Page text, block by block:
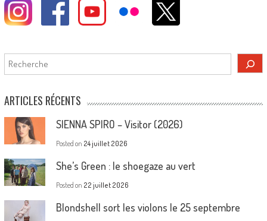
Rechercher
ARTICLES RÉCENTS
SIENNA SPIRO – Visitor (2026)
Posted on 24 juillet 2026
She’s Green : le shoegaze au vert
Posted on 22 juillet 2026
Blondshell sort les violons le 25 septembre